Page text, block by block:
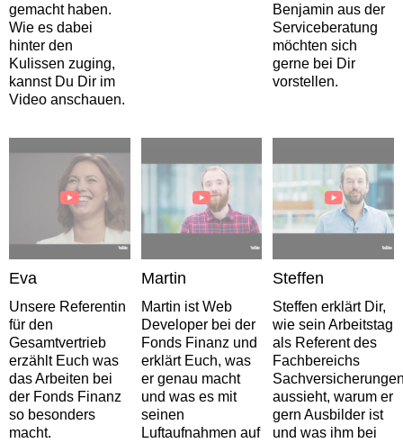
gemacht haben.
Wie es dabei
hinter den
Kulissen zuging,
kannst Du Dir im
Video anschauen.
Benjamin aus der
Serviceberatung
möchten sich
gerne bei Dir
vorstellen.
Eva
Unsere Referentin
für den
Gesamtvertrieb
erzählt Euch was
das Arbeiten bei
der Fonds Finanz
so besonders
macht.
Martin
Martin ist Web
Developer bei der
Fonds Finanz und
erklärt Euch, was
er genau macht
und was es mit
seinen
Luftaufnahmen auf
Steffen
Steffen erklärt Dir,
wie sein Arbeitstag
als Referent des
Fachbereichs
aussieht, warum er
gern Ausbilder ist
und was ihm bei